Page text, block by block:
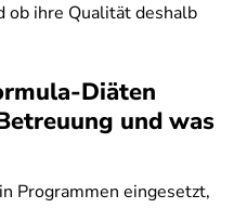
ob ihre Qualität deshalb
Diäten
und was
Programmen eingesetzt,